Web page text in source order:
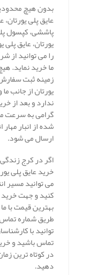
بدون هیچ
عایق پلی یورتان،
پاششی، کپسول
یورتان، عایق
را می توانید از
ما خرید نماید.
زمینه ثبت
یورتان از جانب
ندارد و بعد از
گرامی به سرعت
شده از انبار
ارسال می شود.
اگر در کرج
خرید عایق پلی
می توانید مسیر
کنید و جهت خرید
بهترین قیمت با
طریق شماره
توانید با
تماس باشید و
در کوتاه ترین
دهید.